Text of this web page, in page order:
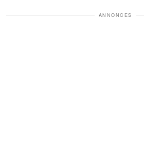
ANNONCES